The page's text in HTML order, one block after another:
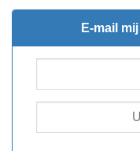
E-mail